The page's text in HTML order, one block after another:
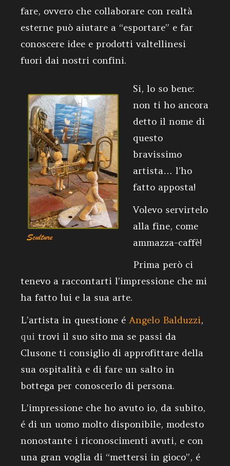
fare, ovvero che collaborare con realtà
esterne può aiutare a “esportare” e far
conoscere idee e prodotti valtellinesi
fuori dai nostri confini.
Si, lo so bene:
non ti ho ancora
detto il nome di
questo
bravissimo
artista… l’ho
fatto apposta!
Volevo servirtelo
alla fine, come
ammazza-caffè!
Prima però ci
tenevo a raccontarti l’impressione che mi
ha fatto lui e la sua arte.
L’artista in questione é Angelo Balduzzi,
qui trovi il suo sito ma se passi da
Clusone ti consiglio di approfittare della
sua ospitalità e di fare un salto in
bottega per conoscerlo di persona.
L’impressione che ho avuto io, da subito,
é di un uomo molto disponibile, modesto
nonostante i riconoscimenti avuti, e con
una gran voglia di “mettersi in gioco”, é